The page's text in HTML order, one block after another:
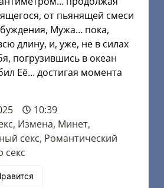
от пьянящей смеси
Мужа… пока,
длину, и, уже, не в силах
погрузившись в океан
Её… достигая момента
10:39
, Измена, Минет,
секс, Романтический
секс